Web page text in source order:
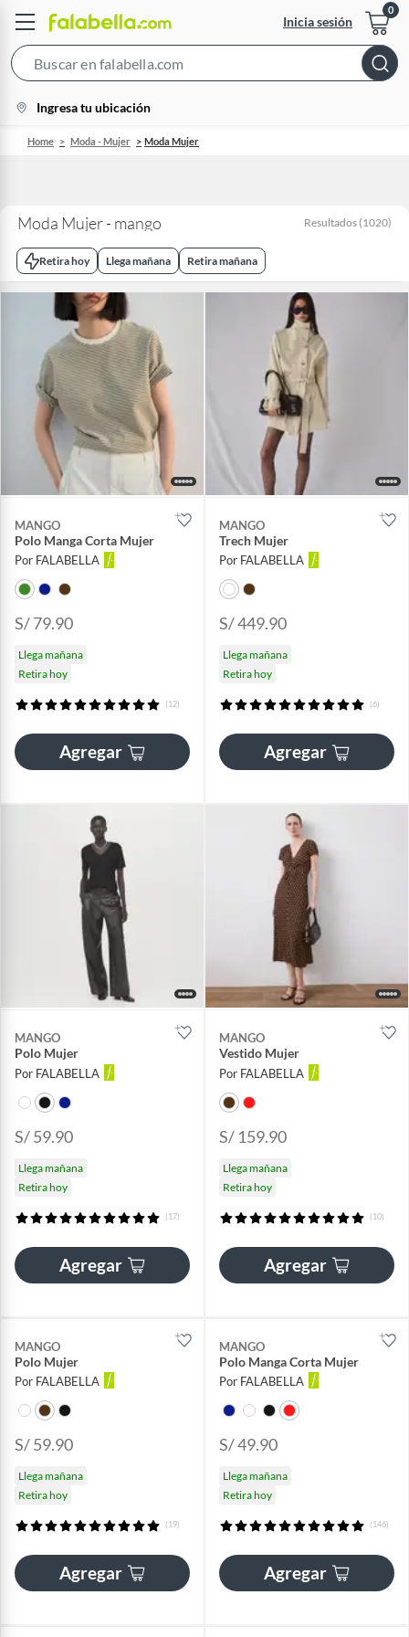
Inicia sesión
Bar
location-
icon
Ingresa tu ubicación
Home Moda - Mujer Moda Mujer
Moda Mujer - mango Resultados (1020)
Retira hoy Llega mañana Retira mañana
MANGO
Polo Manga Corta Mujer
Por FALABELLA
S/ 79.90
Llega mañana
Retira hoy
(12)
Agregar
MANGO
Trech Mujer
Por FALABELLA
S/ 449.90
Llega mañana
Retira hoy
(6)
Agregar
MANGO
Polo Mujer
Por FALABELLA
S/ 59.90
Llega mañana
Retira hoy
(17)
Agregar
MANGO
Vestido Mujer
Por FALABELLA
S/ 159.90
Llega mañana
Retira hoy
(10)
Agregar
MANGO
Polo Mujer
Por FALABELLA
S/ 59.90
Llega mañana
Retira hoy
(19)
Agregar
MANGO
Polo Manga Corta Mujer
Por FALABELLA
S/ 49.90
Llega mañana
Retira hoy
(146)
Agregar